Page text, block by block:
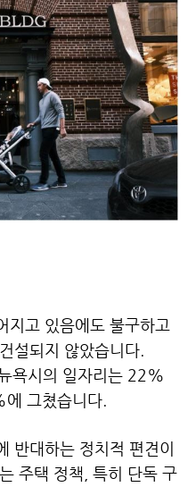
지고 있음에도 불구하고
설되지 않았습니다.
욕시의 일자리는 22%
그쳤습니다.
반대하는 정치적 편견이
주택 정책, 특히 단독 구